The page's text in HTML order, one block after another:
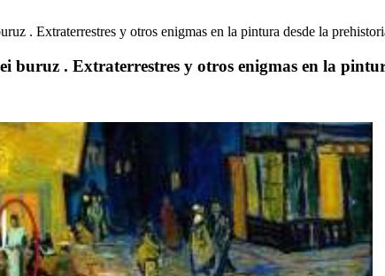
. Extraterrestres y otros enigmas en la pintura desde la
buruz . Extraterrestres y otros enigmas en la